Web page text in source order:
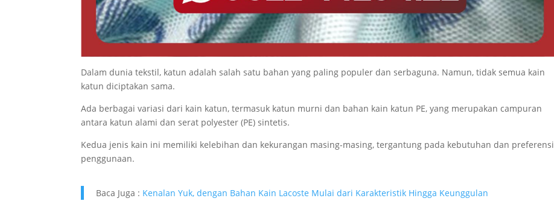
Dalam dunia tekstil, katun adalah salah satu bahan yang paling populer dan serbaguna. Namun, tidak semua kain
katun diciptakan sama.
Ada berbagai variasi dari kain katun, termasuk katun murni dan bahan kain katun PE, yang merupakan campuran
antara katun alami dan serat polyester (PE) sintetis.
Kedua jenis kain ini memiliki kelebihan dan kekurangan masing-masing, tergantung pada kebutuhan dan preferensi
penggunaan.
Baca Juga : Kenalan Yuk, dengan Bahan Kain Lacoste Mulai dari Karakteristik Hingga Keunggulan